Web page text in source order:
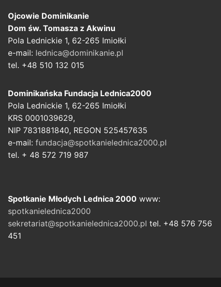
Ojcowie Dominikanie
Dom św. Tomasza z Akwinu
Pola Lednickie 1, 62-265 Imiołki
e-mail: lednica@dominikanie.pl
tel. +48 510 132 015
Dominikańska Fundacja Lednica2000
Pola Lednickie 1, 62-265 Imiołki
KRS 0001039629,
NIP 7831881840, REGON 525457635
e-mail: fundacja@spotkanielednica2000.pl
tel. + 48 572 719 987
Spotkanie Młodych Lednica 2000 www:
spotkanielednica2000
sekretariat@spotkanielednica2000.pl tel. +48 576 756
451